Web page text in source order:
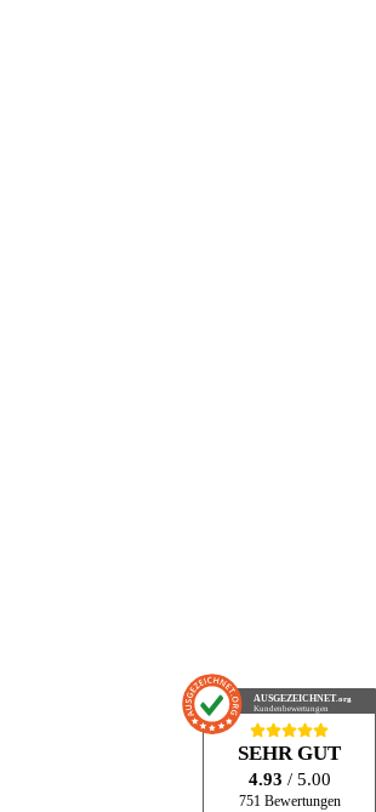
AUSGEZEICHNET.org
Kundenbewertungen
SEHR GUT
4.93 / 5.00
751 Bewertungen